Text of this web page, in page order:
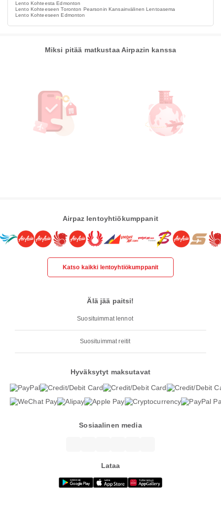
Lento Kohteesta Edmonton
Lento Kohteeseen Toronton Pearsonin Kansainvälinen Lentoasema
Lento Kohteeseen Edmonton
Miksi pitää matkustaa Airpazin kanssa
Airpaz lentoyhtiökumppanit
Katso kaikki lentoyhtiökumppanit
Älä jää paitsi!
Suosituimmat lennot
Suosituimmat reitit
Hyväksytyt maksutavat
Sosiaalinen media
Lataa